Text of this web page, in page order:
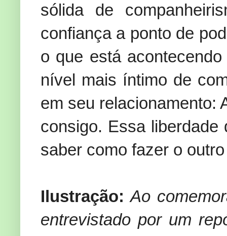
sólida de
confiança a ponto de
o que está
nível mais íntimo de
em seu relacionamento:
consigo. Essa
saber como fazer o
Ilustração: Ao
entrevistado por um